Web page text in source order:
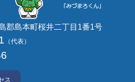
郡島本町桜井二丁目1番1号
（代表）
ス